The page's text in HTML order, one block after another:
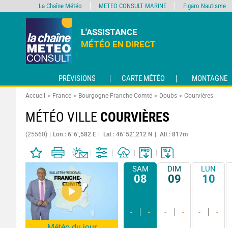
L'ASSISTANCE
MÉTÉO EN DIRECT
PRÉVISIONS CARTE MÉTÉO MONTAGNE
Accueil France Bourgogne-Franche-Comté Doubs Courvières
MÉTÉO VILLE COURVIÈRES
(25560) Lon : 6°6’,582 E Lat : 46°52’,212 N Alt : 817m
SAM
08
- -
DIM
09
- -
LUN
10
- -
La Chaîne Météo METEO CONSULT MARINE Figaro Nautisme